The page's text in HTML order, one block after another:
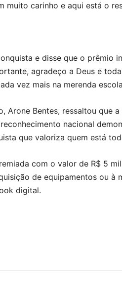
muito carinho e aqui está o
e disse que o prêmio
agradeço a Deus e
vez mais na merenda
Arone Bentes, ressaltou que
nacional
que valoriza quem está
com o valor de R$ 5
de equipamentos ou
digital.